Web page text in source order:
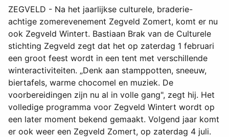
ZEGVELD - Na het jaarlijkse culturele, braderie-
achtige zomerevenement Zegveld Zomert, komt er nu
ook Zegveld Wintert. Bastiaan Brak van de Culturele
stichting Zegveld zegt dat het op zaterdag 1 februari
een groot feest wordt in een tent met verschillende
winteractiviteiten. „Denk aan stamppotten, sneeuw,
biertafels, warme chocomel en muziek. De
voorbereidingen zijn nu al in volle gang", zegt hij. Het
volledige programma voor Zegveld Wintert wordt op
een later moment bekend gemaakt. Volgend jaar komt
er ook weer een Zegveld Zomert, op zaterdag 4 juli.